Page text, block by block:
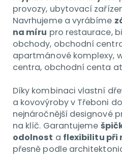
provozy, ubytovací
Navrhujeme a vyrábíme
na míru pro restaurace,
obchody, obchodní
apartmánové komplexy,
centra, obchodní centa
Díky kombinaci vlastní
a kovovýroby v Třeboni
nejnáročnější designové
na klíč. Garantujeme
odolnost a flexibilitu při
přesně podle